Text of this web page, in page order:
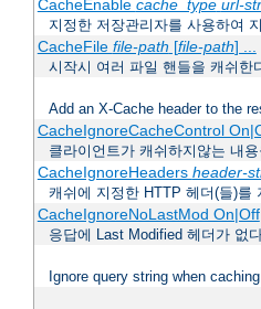
CacheEnable cache_type url-
지정한 저장관리자를 사용하여
CacheFile file-path [file-path] ...
시작시 여러 파일 핸들을 캐쉬한
Add an X-Cache header to the
CacheIgnoreCacheControl
클라이언트가 캐쉬하지않는 내
CacheIgnoreHeaders header-
캐쉬에 지정한 HTTP 헤더(들)를
CacheIgnoreNoLastMod On|Off
응답에 Last Modified 헤더가 없
Ignore query string when caching